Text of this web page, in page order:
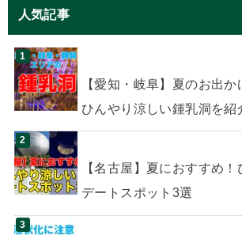
人気記事
【愛知・岐阜】夏のお出か
ひんやり涼しい鍾乳洞を紹
【名古屋】夏におすすめ
デートスポット3選